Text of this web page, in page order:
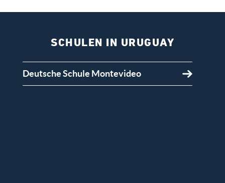
SCHULEN IN URUGUAY
Deutsche Schule Montevideo